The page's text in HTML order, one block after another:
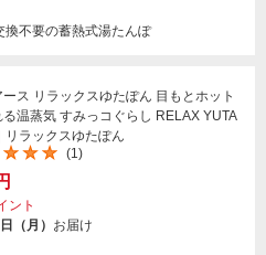
不要の蓄熱式湯たんぽ
ース リラックスゆたぽん 目もとホット
る温蒸気 すみっコぐらし RELAX YUTA
リラックスゆたぽん
(1)
ント
（月） お届け